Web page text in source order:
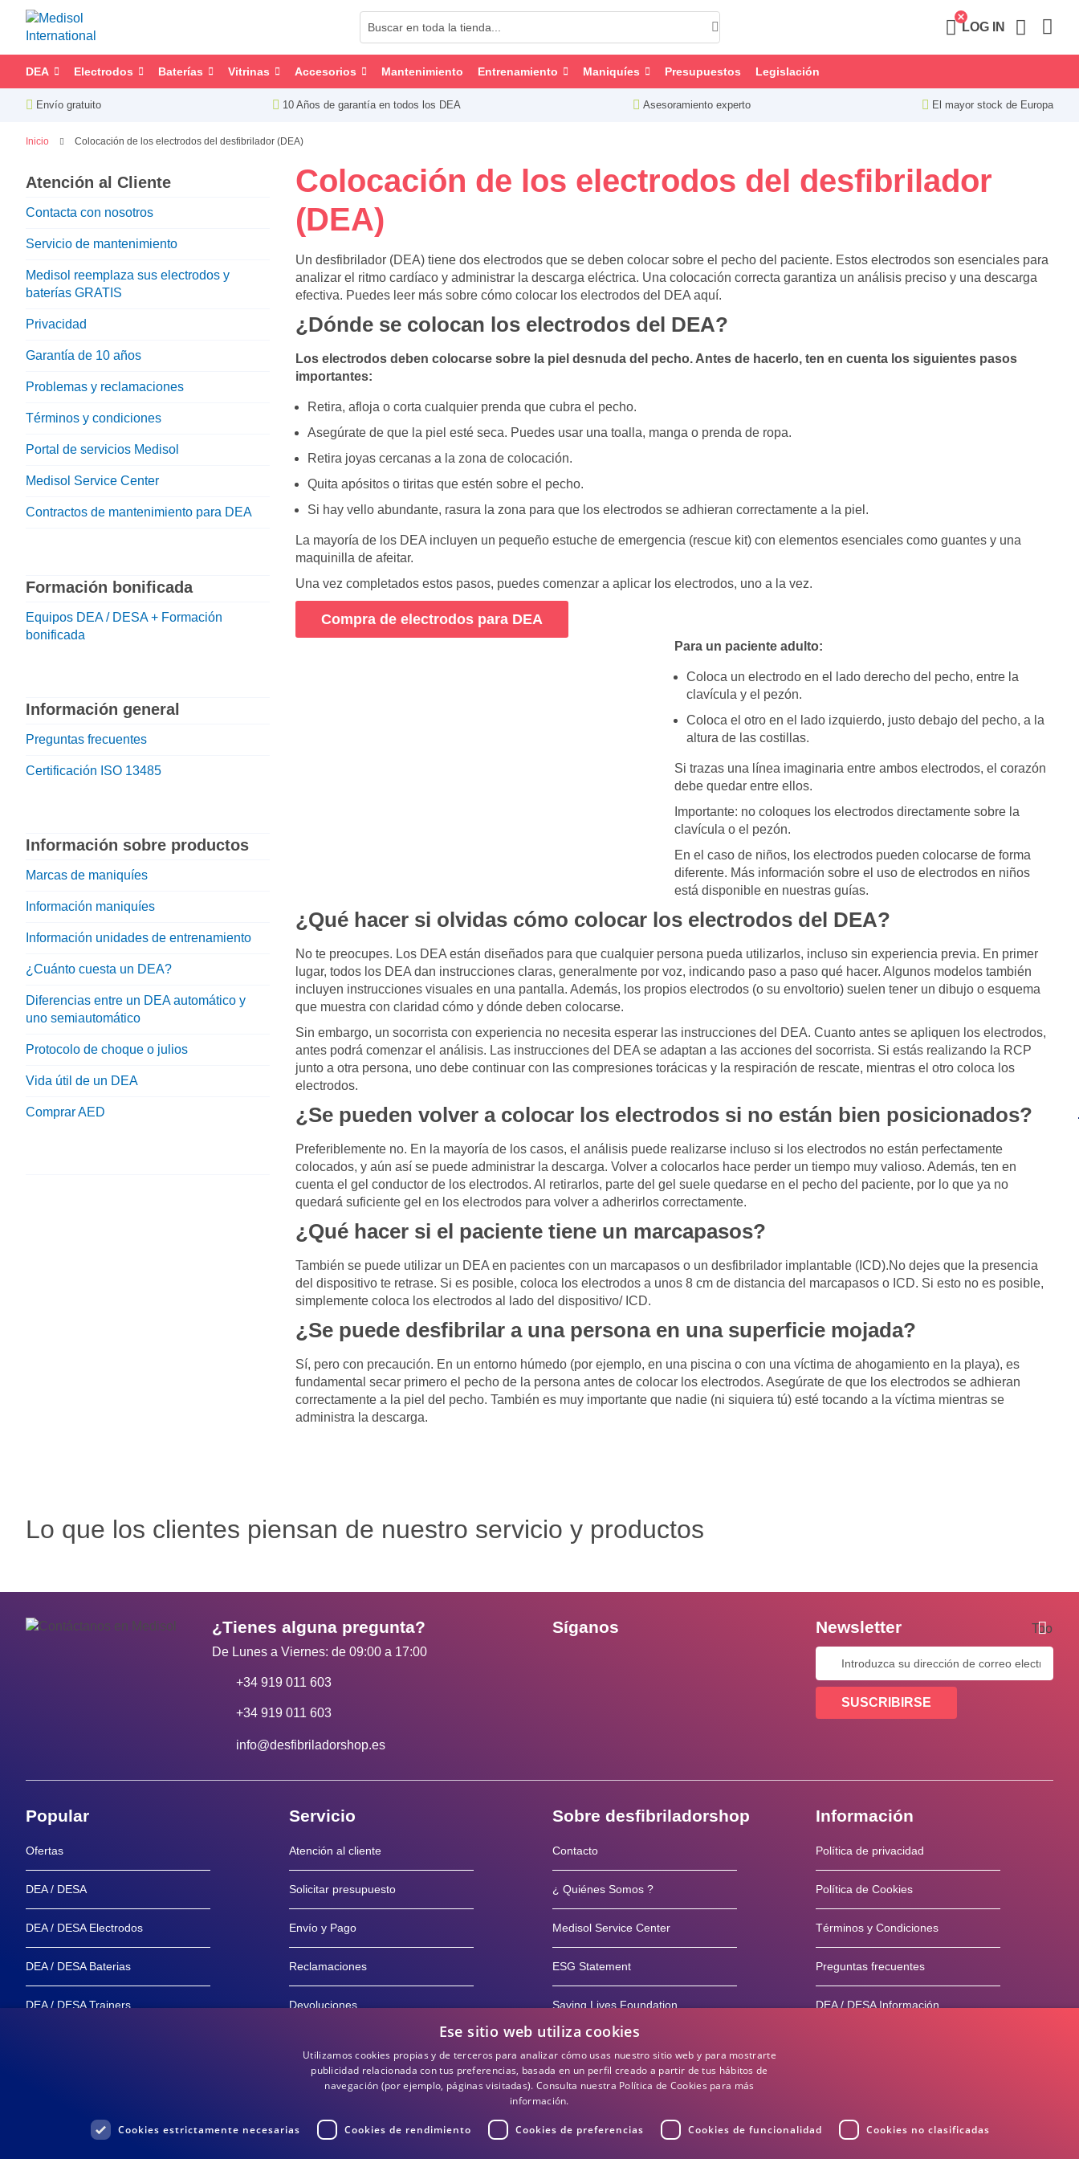
LOG IN
DEA Electrodos Baterías Vitrinas Accesorios Mantenimiento Entrenamiento Maniquíes Presupuestos Legislación
Envío gratuito 10 Años de garantía en todos los DEA Asesoramiento experto El mayor stock de Europa
Inicio Colocación de los electrodos del desfibrilador (DEA)
Atención al Cliente
Contacta con nosotros
Servicio de mantenimiento
Medisol reemplaza sus electrodos y
baterías GRATIS
Privacidad
Garantía de 10 años
Problemas y reclamaciones
Términos y condiciones
Portal de servicios Medisol
Medisol Service Center
Contractos de mantenimiento para DEA
Formación bonificada
Equipos DEA / DESA + Formación
bonificada
Información general
Preguntas frecuentes
Certificación ISO 13485
Información sobre productos
Marcas de maniquíes
Información maniquíes
Información unidades de entrenamiento
¿Cuánto cuesta un DEA?
Diferencias entre un DEA automático y
uno semiautomático
Protocolo de choque o julios
Vida útil de un DEA
Comprar AED
Colocación de los electrodos del desfibrilador
(DEA)
Un desfibrilador (DEA) tiene dos electrodos que se deben colocar sobre el pecho del paciente. Estos electrodos son esenciales para
analizar el ritmo cardíaco y administrar la descarga eléctrica. Una colocación correcta garantiza un análisis preciso y una descarga
efectiva. Puedes leer más sobre cómo colocar los electrodos del DEA aquí.
¿Dónde se colocan los electrodos del DEA?
Los electrodos deben colocarse sobre la piel desnuda del pecho. Antes de hacerlo, ten en cuenta los siguientes pasos
importantes:
Retira, afloja o corta cualquier prenda que cubra el pecho.
Asegúrate de que la piel esté seca. Puedes usar una toalla, manga o prenda de ropa.
Retira joyas cercanas a la zona de colocación.
Quita apósitos o tiritas que estén sobre el pecho.
Si hay vello abundante, rasura la zona para que los electrodos se adhieran correctamente a la piel.
La mayoría de los DEA incluyen un pequeño estuche de emergencia (rescue kit) con elementos esenciales como guantes y una
maquinilla de afeitar.
Una vez completados estos pasos, puedes comenzar a aplicar los electrodos, uno a la vez.
Compra de electrodos para DEA
Para un paciente adulto:
Coloca un electrodo en el lado derecho del pecho, entre la
clavícula y el pezón.
Coloca el otro en el lado izquierdo, justo debajo del pecho, a la
altura de las costillas.
Si trazas una línea imaginaria entre ambos electrodos, el corazón
debe quedar entre ellos.
Importante: no coloques los electrodos directamente sobre la
clavícula o el pezón.
En el caso de niños, los electrodos pueden colocarse de forma
diferente. Más información sobre el uso de electrodos en niños
está disponible en nuestras guías.
¿Qué hacer si olvidas cómo colocar los electrodos del DEA?
No te preocupes. Los DEA están diseñados para que cualquier persona pueda utilizarlos, incluso sin experiencia previa. En primer
lugar, todos los DEA dan instrucciones claras, generalmente por voz, indicando paso a paso qué hacer. Algunos modelos también
incluyen instrucciones visuales en una pantalla. Además, los propios electrodos (o su envoltorio) suelen tener un dibujo o esquema
que muestra con claridad cómo y dónde deben colocarse.
Sin embargo, un socorrista con experiencia no necesita esperar las instrucciones del DEA. Cuanto antes se apliquen los electrodos,
antes podrá comenzar el análisis. Las instrucciones del DEA se adaptan a las acciones del socorrista. Si estás realizando la RCP
junto a otra persona, uno debe continuar con las compresiones torácicas y la respiración de rescate, mientras el otro coloca los
electrodos.
¿Se pueden volver a colocar los electrodos si no están bien posicionados?
Preferiblemente no. En la mayoría de los casos, el análisis puede realizarse incluso si los electrodos no están perfectamente
colocados, y aún así se puede administrar la descarga. Volver a colocarlos hace perder un tiempo muy valioso. Además, ten en
cuenta el gel conductor de los electrodos. Al retirarlos, parte del gel suele quedarse en el pecho del paciente, por lo que ya no
quedará suficiente gel en los electrodos para volver a adherirlos correctamente.
¿Qué hacer si el paciente tiene un marcapasos?
También se puede utilizar un DEA en pacientes con un marcapasos o un desfibrilador implantable (ICD).No dejes que la presencia
del dispositivo te retrase. Si es posible, coloca los electrodos a unos 8 cm de distancia del marcapasos o ICD. Si esto no es posible,
simplemente coloca los electrodos al lado del dispositivo/ ICD.
¿Se puede desfibrilar a una persona en una superficie mojada?
Sí, pero con precaución. En un entorno húmedo (por ejemplo, en una piscina o con una víctima de ahogamiento en la playa), es
fundamental secar primero el pecho de la persona antes de colocar los electrodos. Asegúrate de que los electrodos se adhieran
correctamente a la piel del pecho. También es muy importante que nadie (ni siquiera tú) esté tocando a la víctima mientras se
administra la descarga.
Lo que los clientes piensan de nuestro servicio y productos
¿Tienes alguna pregunta?
De Lunes a Viernes: de 09:00 a 17:00
+34 919 011 603
+34 919 011 603
info@desfibriladorshop.es
Síganos Newsletter Tooltip
SUSCRIBIRSE
Popular
Ofertas
DEA / DESA
DEA / DESA Electrodos
DEA / DESA Baterias
DEA / DESA Trainers
Servicio
Atención al cliente
Solicitar presupuesto
Envío y Pago
Reclamaciones
Devoluciones
Garantía de 10 años
Sobre desfibriladorshop
Contacto
¿ Quiénes Somos ?
Medisol Service Center
ESG Statement
Saving Lives Foundation
Información
Política de privacidad
Política de Cookies
Términos y Condiciones
Preguntas frecuentes
DEA / DESA Información
Ese sitio web utiliza cookies
Utilizamos cookies propias y de terceros para analizar cómo usas nuestro sitio web y para mostrarte
publicidad relacionada con tus preferencias, basada en un perfil creado a partir de tus hábitos de
navegación (por ejemplo, páginas visitadas). Consulta nuestra Política de Cookies para más
información.
Cookies estrictamente necesarias Cookies de rendimiento Cookies de preferencias Cookies de funcionalidad Cookies no clasificadas